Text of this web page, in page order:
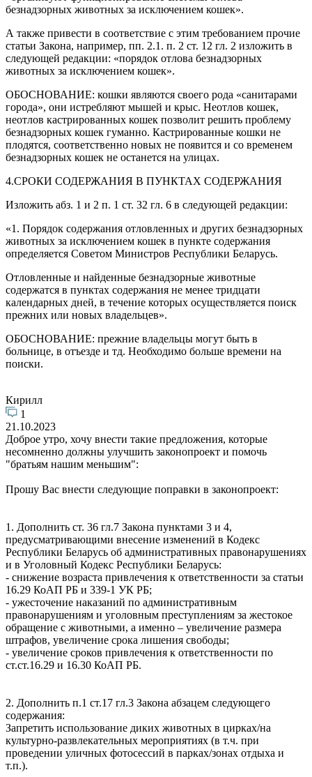
безнадзорных животных за исключением кошек».
А также привести в соответствие с этим требованием прочие
статьи Закона, например, пп. 2.1. п. 2 ст. 12 гл. 2 изложить в
следующей редакции: «порядок отлова безнадзорных
животных за исключением кошек».
ОБОСНОВАНИЕ: кошки являются своего рода «санитарами
города», они истребляют мышей и крыс. Неотлов кошек,
неотлов кастрированных кошек позволит решить проблему
безнадзорных кошек гуманно. Кастрированные кошки не
плодятся, соответственно новых не появится и со временем
безнадзорных кошек не останется на улицах.
4.СРОКИ СОДЕРЖАНИЯ В ПУНКТАХ СОДЕРЖАНИЯ
Изложить абз. 1 и 2 п. 1 ст. 32 гл. 6 в следующей редакции:
«1. Порядок содержания отловленных и других безнадзорных
животных за исключением кошек в пункте содержания
определяется Советом Министров Республики Беларусь.
Отловленные и найденные безнадзорные животные
содержатся в пунктах содержания не менее тридцати
календарных дней, в течение которых осуществляется поиск
прежних или новых владельцев».
ОБОСНОВАНИЕ: прежние владельцы могут быть в
больнице, в отъезде и тд. Необходимо больше времени на
поиски.
Кирилл
1
21.10.2023
Доброе утро, хочу внести такие предложения, которые
несомненно должны улучшить законопроект и помочь
"братьям нашим меньшим":
Прошу Вас внести следующие поправки в законопроект:
1. Дополнить ст. 36 гл.7 Закона пунктами 3 и 4,
предусматривающими внесение изменений в Кодекс
Республики Беларусь об административных правонарушениях
и в Уголовный Кодекс Республики Беларусь:
- снижение возраста привлечения к ответственности за статьи
16.29 КоАП РБ и 339-1 УК РБ;
- ужесточение наказаний по административным
правонарушениям и уголовным преступлениям за жестокое
обращение с животными, а именно – увеличение размера
штрафов, увеличение срока лишения свободы;
- увеличение сроков привлечения к ответственности по
ст.ст.16.29 и 16.30 КоАП РБ.
2. Дополнить п.1 ст.17 гл.3 Закона абзацем следующего
содержания:
Запретить использование диких животных в цирках/на
культурно-развлекательных мероприятиях (в т.ч. при
проведении уличных фотосессий в парках/зонах отдыха и
т.п.).